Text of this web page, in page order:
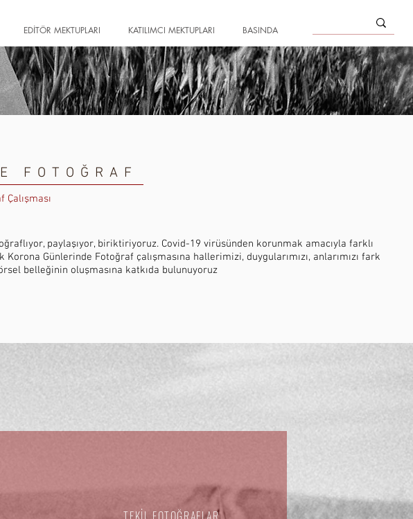
EDİTÖR MEKTUPLARI KATILIMCI MEKTUPLARI BASINDA
FOTOĞRAF
paylaşıyor, biriktiriyoruz. Covid-19 virüsünden korunmak amacıyla farklı
Günlerinde Fotoğraf çalışmasına hallerimizi, duygularımızı, anlarımızı fark
belleğinin oluşmasına katkıda bulunuyoruz